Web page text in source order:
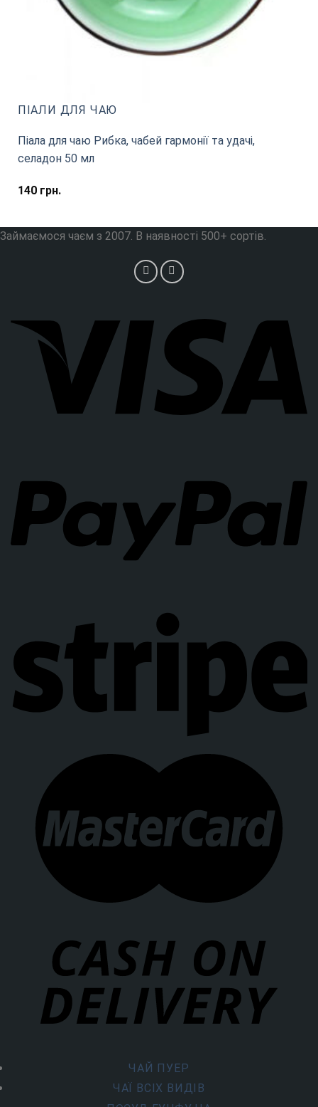
ПІАЛИ ДЛЯ ЧАЮ
Піала для чаю Рибка, чабей гармонії та удачі,
селадон 50 мл
140грн.
Займаємося чаєм з 2007. В наявності 500+ сортів.
ЧАЙ ПУЕР
ЧАЇ ВСІХ ВИДІВ